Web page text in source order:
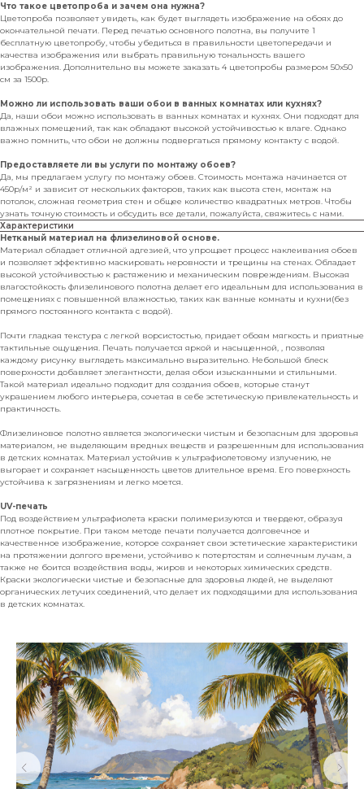
Что такое цветопроба и зачем она нужна?
Цветопроба позволяет увидеть, как будет выглядеть изображение на обоях до
окончательной печати. Перед печатью основного полотна, вы получите 1
бесплатную цветопробу, чтобы убедиться в правильности цветопередачи и
качества изображения или выбрать правильную тональность вашего
изображения. Дополнительно вы можете заказать 4 цветопробы размером 50х50
см за 1500р.
Можно ли использовать ваши обои в ванных комнатах или кухнях?
Да, наши обои можно использовать в ванных комнатах и кухнях. Они подходят для
влажных помещений, так как обладают высокой устойчивостью к влаге. Однако
важно помнить, что обои не должны подвергаться прямому контакту с водой.
Предоставляете ли вы услуги по монтажу обоев?
Да, мы предлагаем услугу по монтажу обоев. Стоимость монтажа начинается от
450р/м² и зависит от нескольких факторов, таких как высота стен, монтаж на
потолок, сложная геометрия стен и общее количество квадратных метров. Чтобы
узнать точную стоимость и обсудить все детали, пожалуйста, свяжитесь с нами.
Характеристики
Нетканый материал на флизелиновой основе.
Материал обладает отличной адгезией, что упрощает процесс наклеивания обоев
и позволяет эффективно маскировать неровности и трещины на стенах. Обладает
высокой устойчивостью к растяжению и механическим повреждениям. Высокая
влагостойкость флизелинового полотна делает его идеальным для использования в
помещениях с повышенной влажностью, таких как ванные комнаты и кухни(без
прямого постоянного контакта с водой).
Почти гладкая текстура с легкой ворсистостью, придает обоям мягкость и приятные
тактильные ощущения. Печать получается яркой и насыщенной, , позволяя
каждому рисунку выглядеть максимально выразительно. Небольшой блеск
поверхности добавляет элегантности, делая обои изысканными и стильными.
Такой материал идеально подходит для создания обоев, которые станут
украшением любого интерьера, сочетая в себе эстетическую привлекательность и
практичность.
Флизелиновое полотно является экологически чистым и безопасным для здоровья
материалом, не выделяющим вредных веществ и разрешенным для использования
в детских комнатах. Материал устойчив к ультрафиолетовому излучению, не
выгорает и сохраняет насыщенность цветов длительное время. Его поверхность
устойчива к загрязнениям и легко моется.
UV-печать
Под воздействием ультрафиолета краски полимеризуются и твердеют, образуя
плотное покрытие. При таком методе печати получается долговечное и
качественное изображение, которое сохраняет свои эстетические характеристики
на протяжении долгого времени, устойчиво к потертостям и солнечным лучам, а
также не боится воздействия воды, жиров и некоторых химических средств.
Краски экологически чистые и безопасные для здоровья людей, не выделяют
органических летучих соединений, что делает их подходящими для использования
в детских комнатах.